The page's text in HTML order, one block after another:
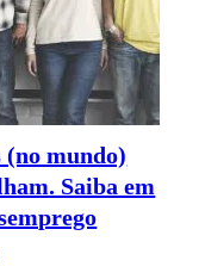
(no mundo)
Saiba em